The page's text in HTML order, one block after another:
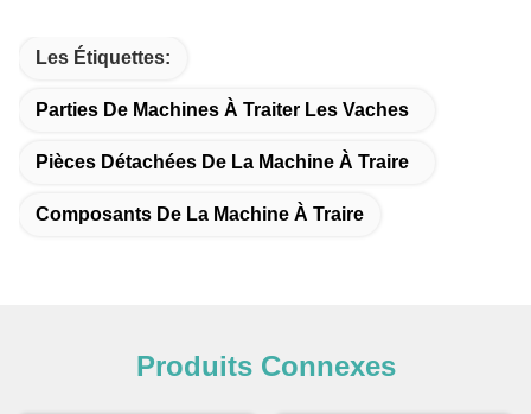
Les Étiquettes:
Parties De Machines À Traiter Les Vaches
Pièces Détachées De La Machine À Traire
Composants De La Machine À Traire
Produits Connexes